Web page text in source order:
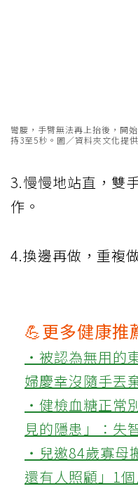
彎腰，手臂無法再上抬後，開
持3至5秒。圖／資料夾文化提供
3.慢慢地站直，雙
作。
4.換邊再做，重複
💪更多健康推
‧被認為無用的
婦慶幸沒隨手丟
‧健檢血糖正常
見的隱患」：失
‧兒邀84歲寡母
還有人照顧」1